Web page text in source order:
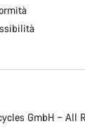
GmbH – All